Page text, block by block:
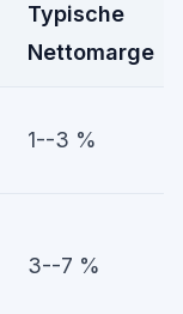
Typische
Nettomarge
1--3 %
3--7 %